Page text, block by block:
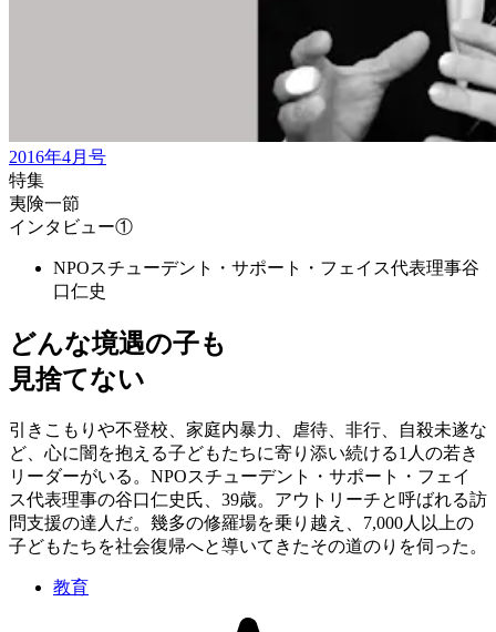
2016年4月号
特集
夷険一節
インタビュー①
NPOスチューデント・サポート・フェイス代表理事谷
口仁史
どんな境遇の子も
見捨てない
引きこもりや不登校、家庭内暴力、虐待、非行、自殺未遂な
ど、心に闇を抱える子どもたちに寄り添い続ける1人の若き
リーダーがいる。NPOスチューデント・サポート・フェイ
ス代表理事の谷口仁史氏、39歳。アウトリーチと呼ばれる訪
問支援の達人だ。幾多の修羅場を乗り越え、7,000人以上の
子どもたちを社会復帰へと導いてきたその道のりを伺った。
教育